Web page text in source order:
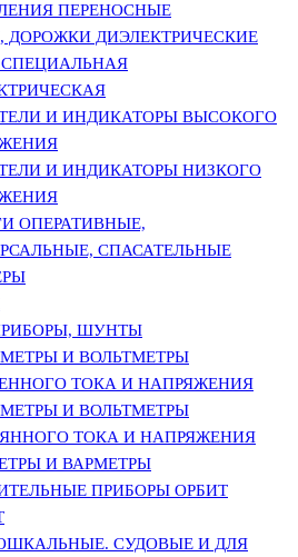
ПЕРЕНОСНЫЕ
ДОРОЖКИ ДИЭЛЕКТРИЧЕСКИЕ
СПЕЦИАЛЬНАЯ
И ИНДИКАТОРЫ ВЫСОКОГО
И ИНДИКАТОРЫ НИЗКОГО
ОПЕРАТИВНЫЕ,
СПАСАТЕЛЬНЫЕ
ШУНТЫ
И ВОЛЬТМЕТРЫ
ТОКА И НАПРЯЖЕНИЯ
И ВОЛЬТМЕТРЫ
ТОКА И НАПРЯЖЕНИЯ
И ВАРМЕТРЫ
ПРИБОРЫ ОРБИТ
СУДОВЫЕ И ДЛЯ